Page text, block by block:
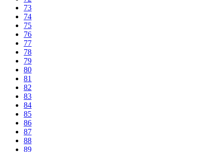
73
74
75
76
77
78
79
80
81
82
83
84
85
86
87
88
89